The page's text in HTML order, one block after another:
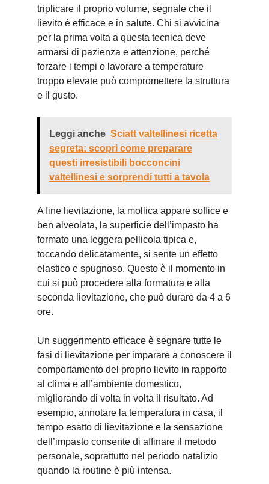
triplicare il proprio volume, segnale che il
lievito è efficace e in salute. Chi si avvicina
per la prima volta a questa tecnica deve
armarsi di pazienza e attenzione, perché
forzare i tempi o lavorare a temperature
troppo elevate può compromettere la struttura
e il gusto.
Leggi anche Sciatt valtellinesi ricetta
segreta: scopri come preparare
questi irresistibili bocconcini
valtellinesi e sorprendi tutti a tavola
A fine lievitazione, la mollica appare soffice e
ben alveolata, la superficie dell’impasto ha
formato una leggera pellicola tipica e,
toccando delicatamente, si sente un effetto
elastico e spugnoso. Questo è il momento in
cui si può procedere alla formatura e alla
seconda lievitazione, che può durare da 4 a 6
ore.
Un suggerimento efficace è segnare tutte le
fasi di lievitazione per imparare a conoscere il
comportamento del proprio lievito in rapporto
al clima e all’ambiente domestico,
migliorando di volta in volta il risultato. Ad
esempio, annotare la temperatura in casa, il
tempo esatto di lievitazione e la sensazione
dell’impasto consente di affinare il metodo
personale, soprattutto nel periodo natalizio
quando la routine è più intensa.